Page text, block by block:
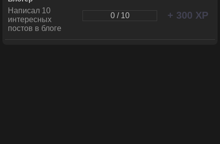
Написал 10
интересных
постов в блоге
0 / 10 + 300 XP